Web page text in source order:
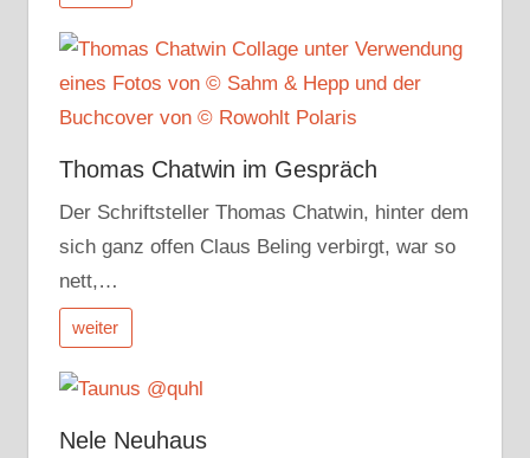
Thomas Chatwin im Gespräch
Der Schriftsteller Thomas Chatwin, hinter dem
sich ganz offen Claus Beling verbirgt, war so
nett,…
weiter
Nele Neuhaus